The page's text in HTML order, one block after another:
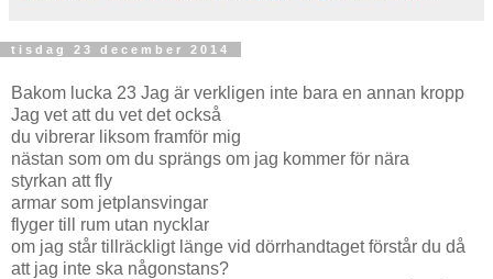
tisdag 23 december 2014
Bakom lucka 23 Jag är verkligen inte bara en annan kropp
Jag vet att du vet det också
du vibrerar liksom framför mig
nästan som om du sprängs om jag kommer för nära
styrkan att fly
armar som jetplansvingar
flyger till rum utan nycklar
om jag står tillräckligt länge vid dörrhandtaget förstår du då
att jag inte ska någonstans?